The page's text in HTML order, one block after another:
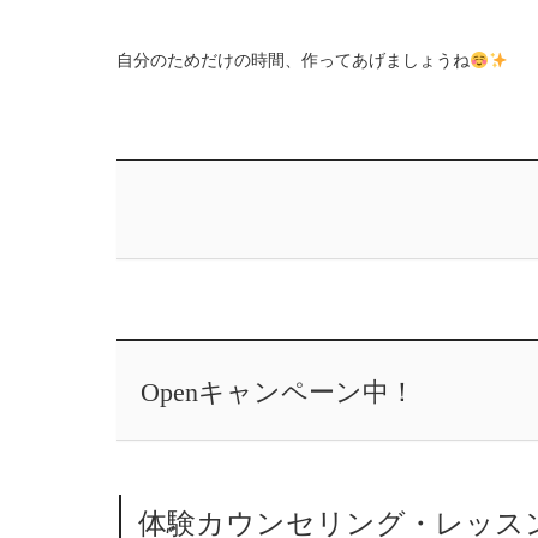
自分のためだけの時間、作ってあげましょうね
Openキャンペーン中！
体験カウンセリング・レッス